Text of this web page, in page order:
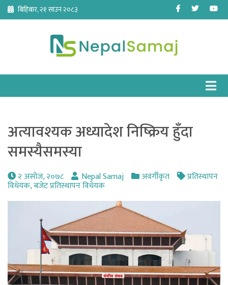
Skip
content
बिहिबार, २१ साउन २०८३ Facebook
Twitter
अत्यावश्यक अध्यादेश निष्क्रिय हुँदा
समस्यैसमस्या
२ असोज, २०७८ Nepal Samaj अवर्गीकृत प्रतिस्थापन
विधेयक,बजेट प्रतिस्थापन विधेयक